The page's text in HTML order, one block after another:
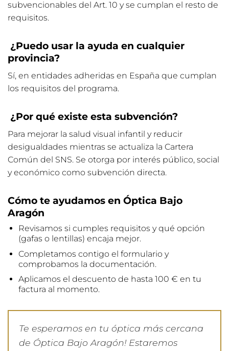
subvencionables del Art. 10 y se cumplan el resto de
requisitos.
¿Puedo usar la ayuda en cualquier
provincia?
Sí, en entidades adheridas en España que cumplan
los requisitos del programa.
¿Por qué existe esta subvención?
Para mejorar la salud visual infantil y reducir
desigualdades mientras se actualiza la Cartera
Común del SNS. Se otorga por interés público, social
y económico como subvención directa.
Cómo te ayudamos en Óptica Bajo
Aragón
Revisamos si cumples requisitos y qué opción
(gafas o lentillas) encaja mejor.
Completamos contigo el formulario y
comprobamos la documentación.
Aplicamos el descuento de hasta 100 € en tu
factura al momento.
Te esperamos en tu óptica más cercana
de Óptica Bajo Aragón! Estaremos